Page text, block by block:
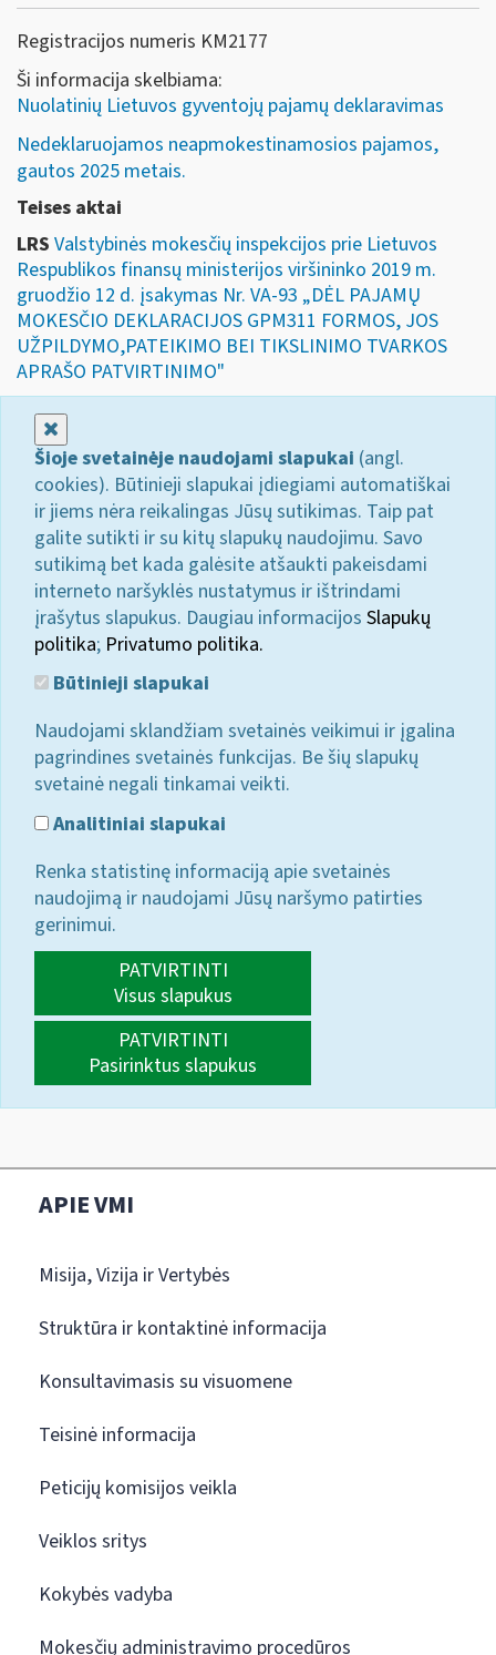
Registracijos numeris KM2177
Ši informacija skelbiama:
Nuolatinių Lietuvos gyventojų pajamų deklaravimas
Nedeklaruojamos neapmokestinamosios pajamos,
gautos 2025 metais.
Teises aktai
LRS Valstybinės mokesčių inspekcijos prie Lietuvos
Respublikos finansų ministerijos viršininko 2019 m.
gruodžio 12 d. įsakymas Nr. VA-93 „DĖL PAJAMŲ
MOKESČIO DEKLARACIJOS GPM311 FORMOS, JOS
UŽPILDYMO,PATEIKIMO BEI TIKSLINIMO TVARKOS
APRAŠO PATVIRTINIMO"
Šioje svetainėje naudojami slapukai (angl.
cookies). Būtinieji slapukai įdiegiami automatiškai
ir jiems nėra reikalingas Jūsų sutikimas. Taip pat
galite sutikti ir su kitų slapukų naudojimu. Savo
sutikimą bet kada galėsite atšaukti pakeisdami
interneto naršyklės nustatymus ir ištrindami
įrašytus slapukus. Daugiau informacijos Slapukų
politika; Privatumo politika.
Būtinieji slapukai
Naudojami sklandžiam svetainės veikimui ir įgalina
pagrindines svetainės funkcijas. Be šių slapukų
svetainė negali tinkamai veikti.
Analitiniai slapukai
Renka statistinę informaciją apie svetainės
naudojimą ir naudojami Jūsų naršymo patirties
gerinimui.
PATVIRTINTI
Visus slapukus
PATVIRTINTI
Pasirinktus slapukus
APIE VMI
Misija, Vizija ir Vertybės
Struktūra ir kontaktinė informacija
Konsultavimasis su visuomene
Teisinė informacija
Peticijų komisijos veikla
Veiklos sritys
Kokybės vadyba
Mokesčių administravimo procedūros